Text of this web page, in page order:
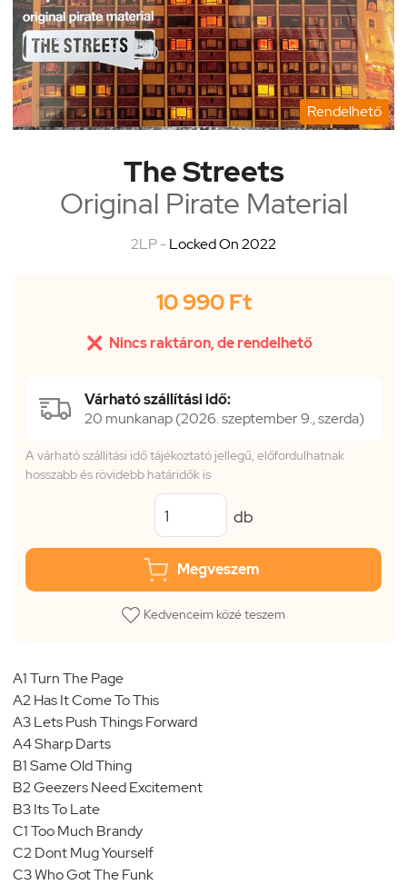
Rendelhető
The Streets
Original Pirate Material
2LP -Locked On 2022
10 990 Ft
 Nincs raktáron, de rendelhető
Várható szállítási idő:
20 munkanap (2026. szeptember 9., szerda)
A várható szállítási idő tájékoztató jellegű, előfordulhatnak
hosszabb és rövidebb határidők is
db
Megveszem
Kedvenceim közé teszem
A1 Turn The Page
A2 Has It Come To This
A3 Lets Push Things Forward
A4 Sharp Darts
B1 Same Old Thing
B2 Geezers Need Excitement
B3 Its To Late
C1 Too Much Brandy
C2 Dont Mug Yourself
C3 Who Got The Funk